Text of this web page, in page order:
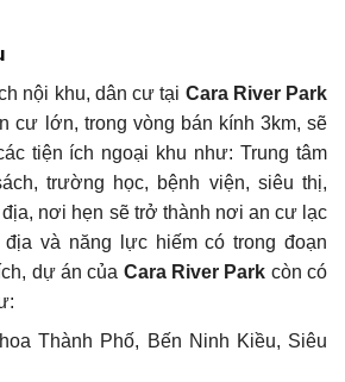
nội khu, dân cư tại Cara River Park
cư lớn, trong vòng bán kính 3km, sẽ
tiện ích ngoại khu như: Trung tâm
trường học, bệnh viện, siêu thị,
nơi hẹn sẽ trở thành nơi an cư lạc
và năng lực hiếm có trong đoạn
dự án của Cara River Park còn có
Thành Phố, Bến Ninh Kiều, Siêu